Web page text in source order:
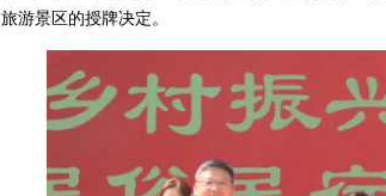
旅游景区的授牌决定。